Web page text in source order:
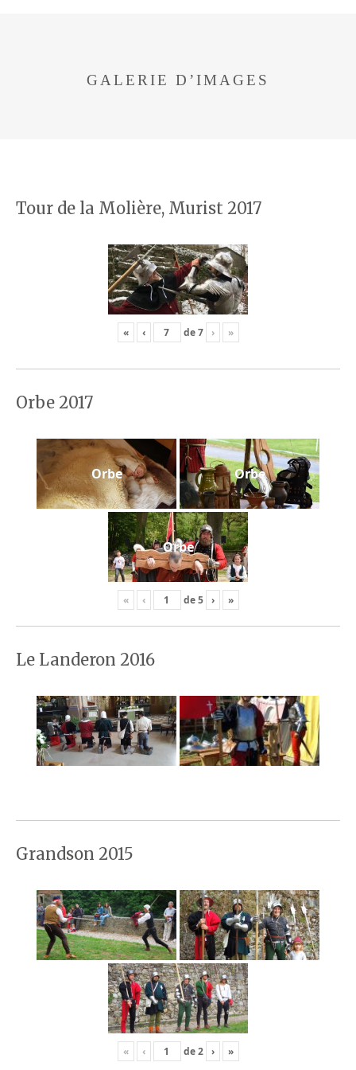
GALERIE D’IMAGES
Tour de la Molière, Murist 2017
« ‹ de7 › »
Orbe 2017
Orbe Orbe
Orbe
« ‹ de5 › »
Le Landeron 2016
Grandson 2015
« ‹ de2 › »